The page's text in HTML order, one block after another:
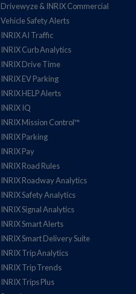
Drivewyze & INRIX Commercial
Vehicle Safety Alerts
INRIX AI Traffic
INRIX Curb Analytics
INRIX Drive Time
INRIX EV Parking
INRIX HELP Alerts
INRIX IQ
INRIX Mission Control™
INRIX Parking
INRIX Pay
INRIX Road Rules
INRIX Roadway Analytics
INRIX Safety Analytics
INRIX Signal Analytics
INRIX Smart Alerts
INRIX Smart Delivery Suite
INRIX Trip Analytics
INRIX Trip Trends
INRIX Trips Plus